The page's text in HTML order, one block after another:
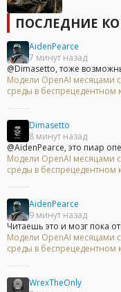
ПОСЛЕДНИЕ
AidenPearce
7 минут назад
@Dimasetto, тоже
Модели OpenAI месяцами
среды в беспрецедентном
Dimasetto
8 минут назад
@AidenPearce, это пиар
Модели OpenAI месяцами
среды в беспрецедентном
AidenPearce
9 минут назад
Читаешь это и мозг пока
Модели OpenAI месяцами
среды в беспрецедентном
WrexTheOnly